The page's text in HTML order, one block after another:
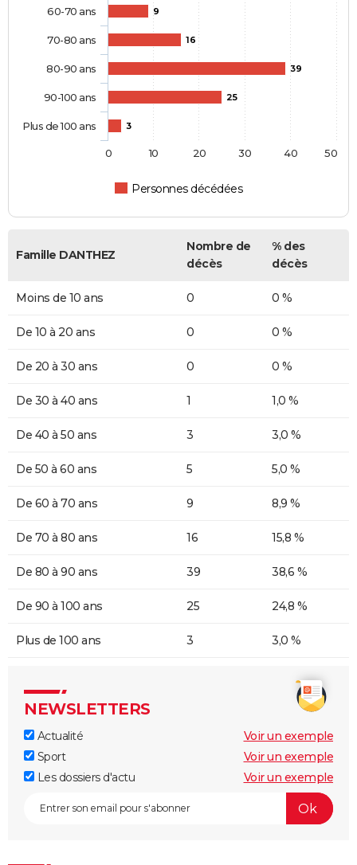
9
16
39
25
3
Personnes décédées
60-70 ans
70-80 ans
80-90 ans
90-100 ans
Plus de 100 ans
0 10 20 30 40 50
Famille DANTHEZ
Nombre de
décès
% des
décès
Moins de 10 ans 0 0 %
De 10 à 20 ans 0 0 %
De 20 à 30 ans 0 0 %
De 30 à 40 ans 1 1,0 %
De 40 à 50 ans 3 3,0 %
De 50 à 60 ans 5 5,0 %
De 60 à 70 ans 9 8,9 %
De 70 à 80 ans 16 15,8 %
De 80 à 90 ans 39 38,6 %
De 90 à 100 ans 25 24,8 %
Plus de 100 ans 3 3,0 %
NEWSLETTERS
Actualité
Voir un exemple
Sport
Voir un exemple
Les dossiers d'actu
Voir un exemple